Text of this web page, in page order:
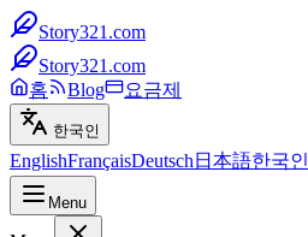
Story321.com
Story321.com
홈
Blog 요금제
한국인
EnglishFrançaisDeutsch 日本語한국인
Menu